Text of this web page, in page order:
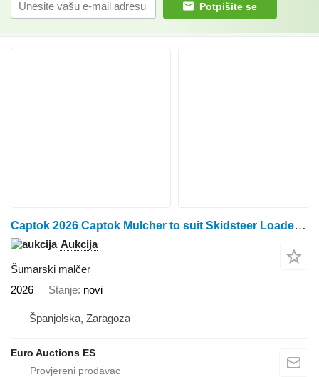
Potpišite se
Captok 2026 Captok Mulcher to suit Skidsteer Loader (3 of)
Aukcija
Šumarski malčer
2026
Stanje novi
Španjolska, Zaragoza
Euro Auctions ES